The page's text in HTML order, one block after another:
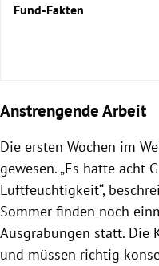
Fund-Fakten
Anstrengende Arbeit
Die ersten Wochen im
gewesen. „Es hatte acht
Luftfeuchtigkeit“,
Sommer finden noch
Ausgrabungen statt. Die
und müssen richtig